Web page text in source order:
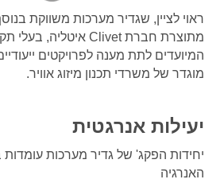
ראוי לציין, שגדיר מערכות משווקת
מתוצרת חברתClivet איטליה, בעלי
המיועדים לתת מענה לפרויקטים
מוגדר של משרדי תכנון מיזוג אוויר.
יעילות אנרגטית
יחידות הפקג' של גדיר מערכות
האנרגיה